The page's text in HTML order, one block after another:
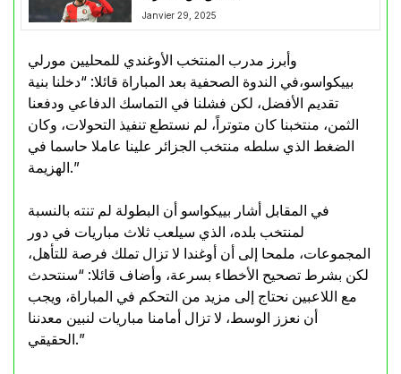
Janvier 29, 2025
وأبرز مدرب المنتخب الأوغندي للمحليين مورلي
بييكواسو،في الندوة الصحفية بعد المباراة قائلا: “دخلنا بنية
تقديم الأفضل، لكن فشلنا في التماسك الدفاعي ودفعنا
الثمن، منتخبنا كان متوتراً، لم نستطع تنفيذ التحولات، وكان
الضغط الذي سلطه منتخب الجزائر علينا عاملا حاسما في
الهزيمة.”
في المقابل أشار بييكواسو أن البطولة لم تنته بالنسبة
لمنتخب بلده، الذي سيلعب ثلاث مباريات في دور
المجموعات، ملمحا إلى أن أوغندا لا تزال تملك فرصة للتأهل،
لكن بشرط تصحيح الأخطاء بسرعة، وأضاف قائلا: “سنتحدث
مع اللاعبين نحتاج إلى مزيد من التحكم في المباراة، ويجب
أن نعزز الوسط، لا تزال أمامنا مباريات لنبين معدننا
الحقيقي.”